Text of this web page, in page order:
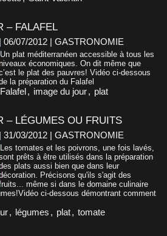
– FALAFEL
| 06/07/2012 | GASTRONOMIE
Un plat méditerranéen accessible à tous les
économiques. On dit même que
le plat des pauvres! Vidéo ci-dessous
la préparation du Falafel
Falafel, image du jour, plat
– LÉGUMES OU FRUITS
| 31/03/2012 | GASTRONOMIE
Les tomates et les poivrons, une fois lavés,
prêts à être utilisés dans la préparation
plats aussi bien que dans leur
Précisons qu'ils s'agit des
même si dans le domaine culinaire
ci-dessous démontrant comment
, légumes , plat, tomate